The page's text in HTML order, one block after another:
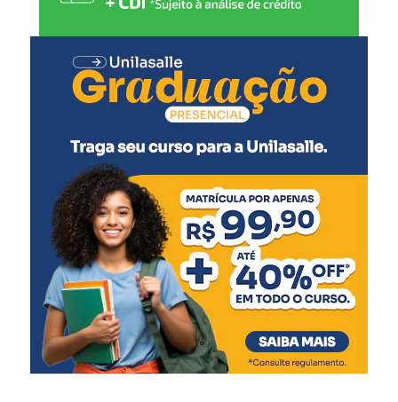
Solange Lewandoski Laubine, destacou que a nova sede
oferece melhores condições para o atendimento e para o
trabalho das equipes responsáveis pelo acolhimento.
“O acolhimento
institucional exige uma
estrutura adequada e um
ambiente que transmita
cuidado e segurança. Este
novo espaço amplia nossa
capacidade de atendimento
e garante mais qualidade
de vida às crianças e